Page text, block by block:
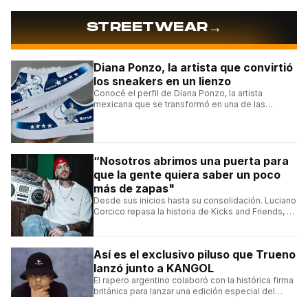
STREETWEAR→
Diana Ponzo, la artista que convirtió
los sneakers en un lienzo
Conocé el perfil de Diana Ponzo, la artista
mexicana que se transformó en una de las
“Nosotros abrimos una puerta para
que la gente quiera saber un poco
más de zapas"
Desde sus inicios hasta su consolidación. Luciano
Corcico repasa la historia de Kicks and Friends, el
Así es el exclusivo piluso que Trueno
lanzó junto a KANGOL
El rapero argentino colaboró con la histórica firma
británica para lanzar una edición especial del